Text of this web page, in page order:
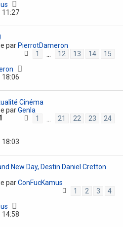
11:27
par PierrotDameron
1 12 13 14
15
18:06
Cinéma
parGenla
1 21 22 23
24
18:03
New Day, Destin Daniel Cretton
parConFucKamus
1 2 3
4
14:58